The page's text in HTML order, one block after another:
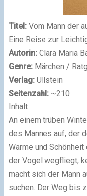
Titel:Vom Mann der
Eine Reise zur
Autorin: Clara Maria
Genre: Märchen /
Verlag: Ullstein
Seitenzahl: ~210
Inhalt
An einem trüben
des Mannes auf, der
Wärme und
der Vogel wegfliegt,
macht sich der Mann
suchen. Der Weg bis